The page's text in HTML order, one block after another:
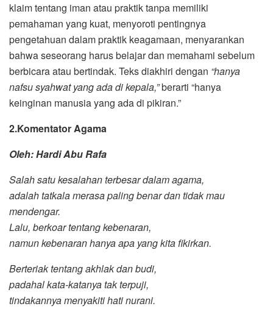
klaim tentang iman atau praktik tanpa memiliki
pemahaman yang kuat, menyoroti pentingnya
pengetahuan dalam praktik keagamaan, menyarankan
bahwa seseorang harus belajar dan memahami sebelum
berbicara atau bertindak. Teks diakhiri dengan “hanya
nafsu syahwat yang ada di kepala,”berarti “hanya
keinginan manusia yang ada di pikiran.”
2.Komentator Agama
Oleh: Hardi Abu Rafa
Salah satu kesalahan terbesar dalam agama,
adalah tatkala merasa paling benar dan tidak mau
mendengar.
Lalu, berkoar tentang kebenaran,
namun kebenaran hanya apa yang kita fikirkan.
Berteriak tentang akhlak dan budi,
padahal kata-katanya tak terpuji,
tindakannya menyakiti hati nurani.